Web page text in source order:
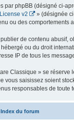
par phpBB (désigné ci-
v2 » (désignée
ou des comportements
de contenu abusif,
ou du droit
IP de tous les
Classique » se réserve
vous saisissez soient
responsables de
Index du forum